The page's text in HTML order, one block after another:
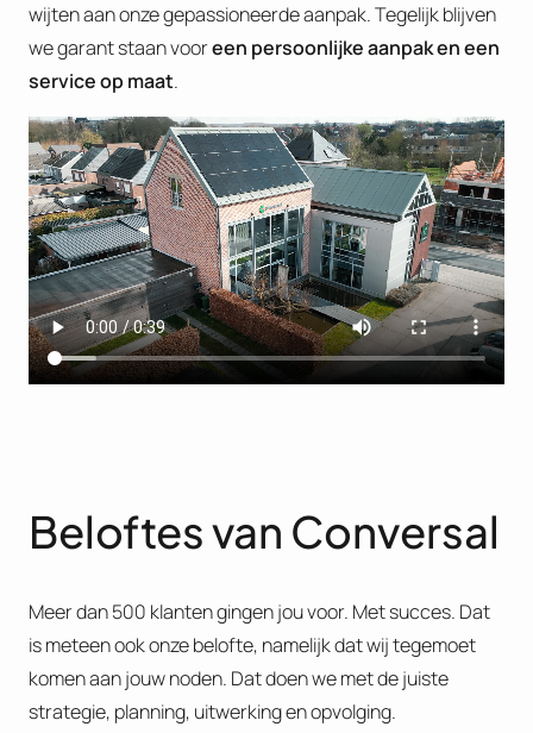
wijten aan onze gepassioneerde aanpak. Tegelijk blijven
we garant staan vooreen persoonlijke aanpak en een
service op maat.
Beloftes van Conversal
Meer dan 500 klanten gingen jou voor. Met succes. Dat
is meteen ook onze belofte, namelijk dat wij tegemoet
komen aan jouw noden. Dat doen we met de juiste
strategie, planning, uitwerking en opvolging.